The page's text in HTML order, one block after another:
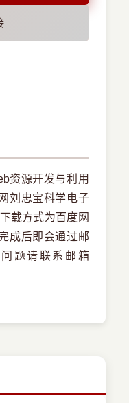
资源开发与利用
刘忠宝科学电子
载方式为百度网
成后即会通过邮
题请联系邮箱